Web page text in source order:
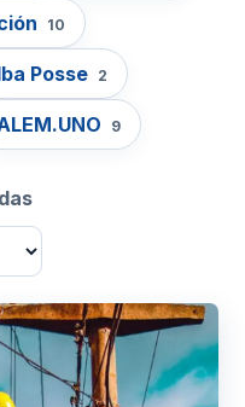
10
Posse 2
9